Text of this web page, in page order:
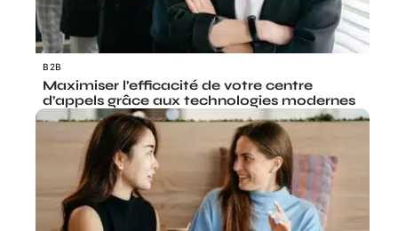
B2B
Maximiser l’efficacité de votre centre
d’appels grâce aux technologies modernes